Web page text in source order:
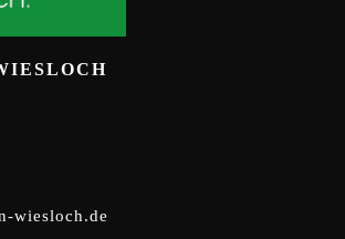
wiesloch.de